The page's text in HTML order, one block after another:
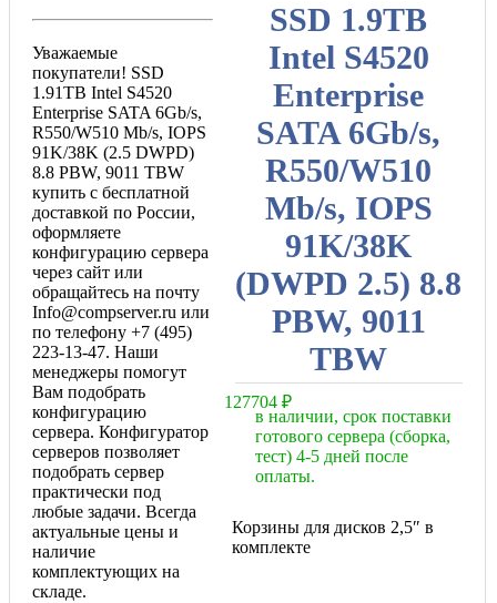
SSD 1.9TB
Intel S4520
Enterprise
SATA 6Gb/s,
R550/W510
Mb/s, IOPS
91K/38K
(DWPD 2.5) 8.8
PBW, 9011
TBW
127704 ₽
в наличии, срок поставки
готового сервера (сборка,
тест) 4-5 дней после
оплаты.
Корзины для дисков 2,5″ в
комплекте
Уважаемые
покупатели! SSD
1.91TB Intel S4520
Enterprise SATA 6Gb/s,
R550/W510 Mb/s, IOPS
91K/38K (2.5 DWPD)
8.8 PBW, 9011 TBW
купить с бесплатной
доставкой по России,
оформляете
конфигурацию сервера
через сайт или
обращайтесь на почту
Info@compserver.ru или
по телефону +7 (495)
223-13-47. Наши
менеджеры помогут
Вам подобрать
конфигурацию
сервера. Конфигуратор
серверов позволяет
подобрать сервер
практически под
любые задачи. Всегда
актуальные цены и
наличие
комплектующих на
складе.